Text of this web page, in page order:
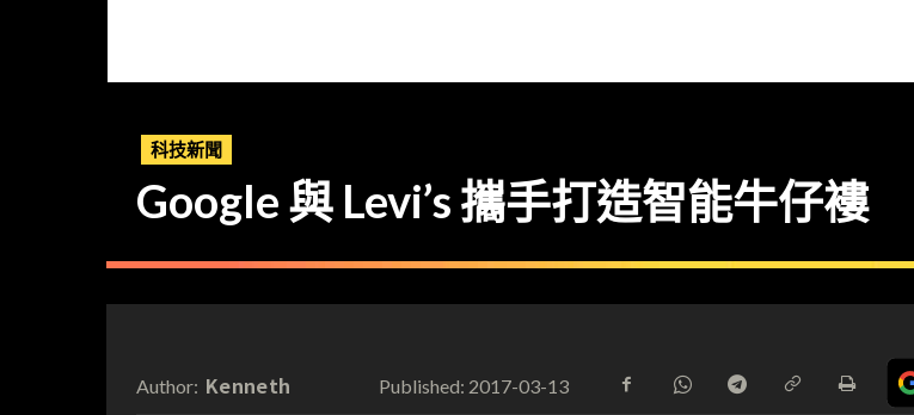
科技新聞
Google 與 Levi’s 攜手打造智能牛仔褸
Author: Kenneth Published: 2017-03-13